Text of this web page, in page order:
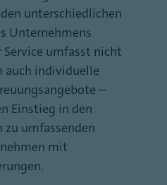
unterschiedlichen
Unternehmens
umfasst nicht
auch individuelle
–
Einstieg in den
umfassenden
mit